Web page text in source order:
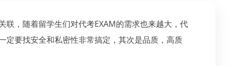
，随着留学生们对代考EXAM的需求也来越大，代
定要找安全和私密性非常搞定，其次是品质，高质